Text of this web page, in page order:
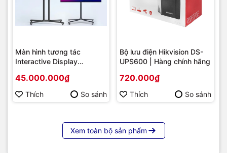
Màn hình tương tác
Interactive Display
86 | Cấu hình cao cấp |
Hàng chính hãng
45.000.000₫
Thích So sánh
Bộ lưu điện Hikvision DS-
UPS600 | Hàng chính hãng
720.000₫
Thích So sánh
Xem toàn bộ sản phẩm